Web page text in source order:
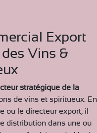
Export
Vins &
stratégique de la
de vins et spiritueux. En
ou le directeur export, il
distribution dans une ou